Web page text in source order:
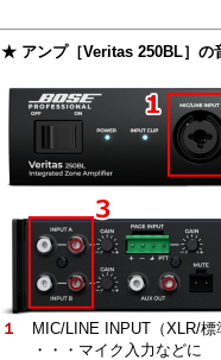
★ アンプ［Veritas 250BL］の
１
MIC/LINE INPUT（XLR/標
・・・マイク入力などに